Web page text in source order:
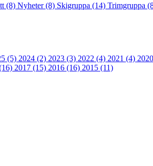
(8) Nyheter (8) Skigruppa (14) Trimgruppa
(5) 2024 (2) 2023 (3) 2022 (4) 2021 (4) 2020
2017 (15) 2016 (16) 2015 (11)